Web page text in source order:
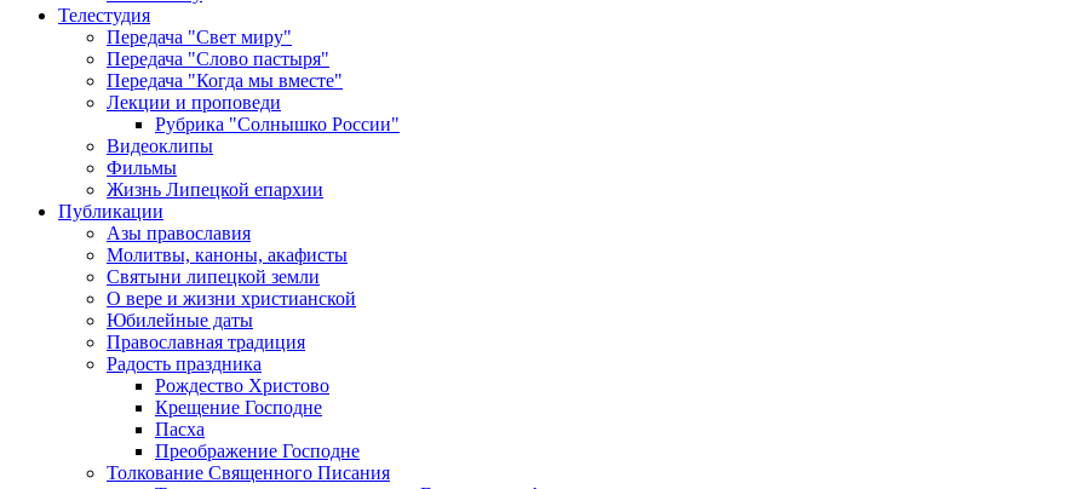
Телестудия
Передача "Свет миру"
Передача "Слово пастыря"
Передача "Когда мы вместе"
Лекции и проповеди
Рубрика "Солнышко России"
Видеоклипы
Фильмы
Жизнь Липецкой епархии
Публикации
Азы православия
Молитвы, каноны, акафисты
Святыни липецкой земли
О вере и жизни христианской
Юбилейные даты
Православная традиция
Радость праздника
Рождество Христово
Крещение Господне
Пасха
Преображение Господне
Толкование Священного Писания